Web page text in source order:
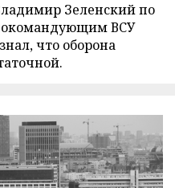
Зеленский по
ВСУ
что оборона